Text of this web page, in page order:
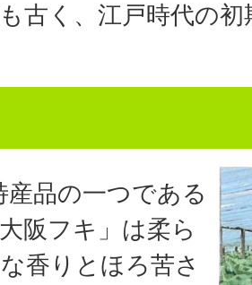
古く、江戸時代の
品の一つである
阪フキ」は柔ら
香りとほろ苦さ